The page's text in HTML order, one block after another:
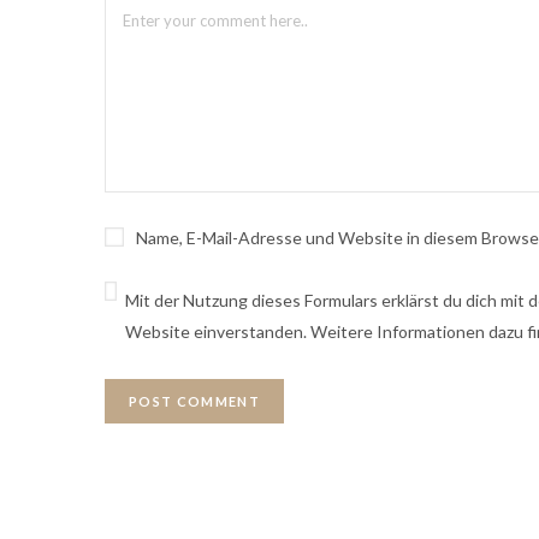
Name, E-Mail-Adresse und Website in diesem
Mit der Nutzung dieses Formulars erklärst du dich mit
Website einverstanden. Weitere Informationen dazu